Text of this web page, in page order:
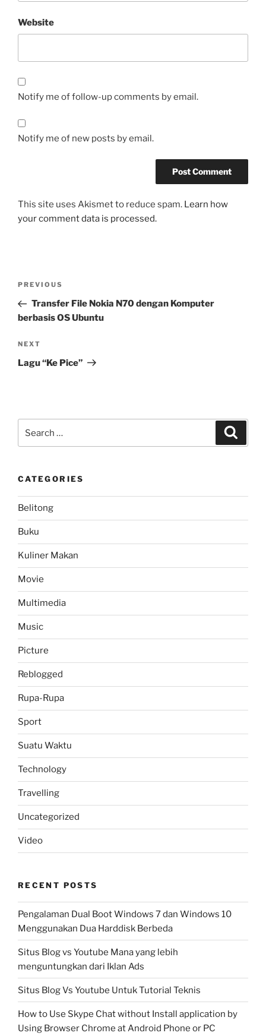
Website
Notify me of follow-up comments by email.
Notify me of new posts by email.
This site uses Akismet to reduce spam. Learn how
your comment data is processed.
Previous
Post
PREVIOUS
Transfer File Nokia N70 dengan Komputer
berbasis OS Ubuntu
Next
Post
NEXT
Lagu “Ke Pice”
CATEGORIES
Belitong
Buku
Kuliner Makan
Movie
Multimedia
Music
Picture
Reblogged
Rupa-Rupa
Sport
Suatu Waktu
Technology
Travelling
Uncategorized
Video
RECENT POSTS
Pengalaman Dual Boot Windows 7 dan Windows 10
Menggunakan Dua Harddisk Berbeda
Situs Blog vs Youtube Mana yang lebih
menguntungkan dari Iklan Ads
Situs Blog Vs Youtube Untuk Tutorial Teknis
How to Use Skype Chat without Install application by
Using Browser Chrome at Android Phone or PC